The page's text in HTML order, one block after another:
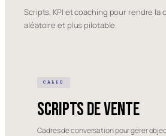
Scripts, KPI et coaching pour rendre la
aléatoire et plus pilotable.
CALLS
Scripts de vente
Cadres de conversation pour gérer